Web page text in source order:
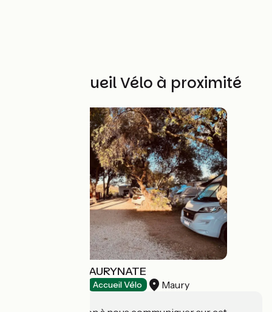
Autres Accueil Vélo à proximité
CAMPING LE MAURYNATE
Accueil Vélo Maury